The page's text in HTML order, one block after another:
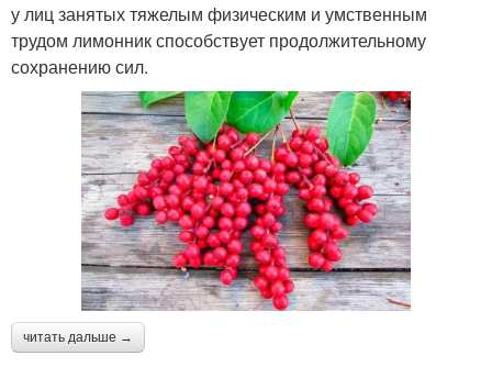
у лиц занятых тяжелым физическим и умственным
трудом лимонник способствует продолжительному
сохранению сил.
читать дальше →